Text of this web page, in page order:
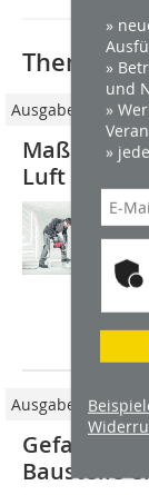
»
»
und
»
»
Ausgabe 10/2020
Luft dank
Ausgabe 5/2024
Baustelle